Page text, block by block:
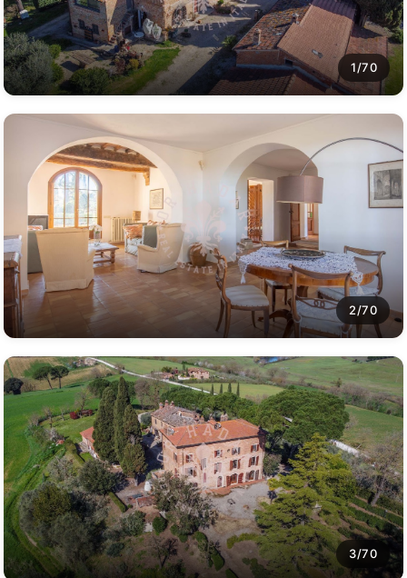
1/70
2/70
3/70